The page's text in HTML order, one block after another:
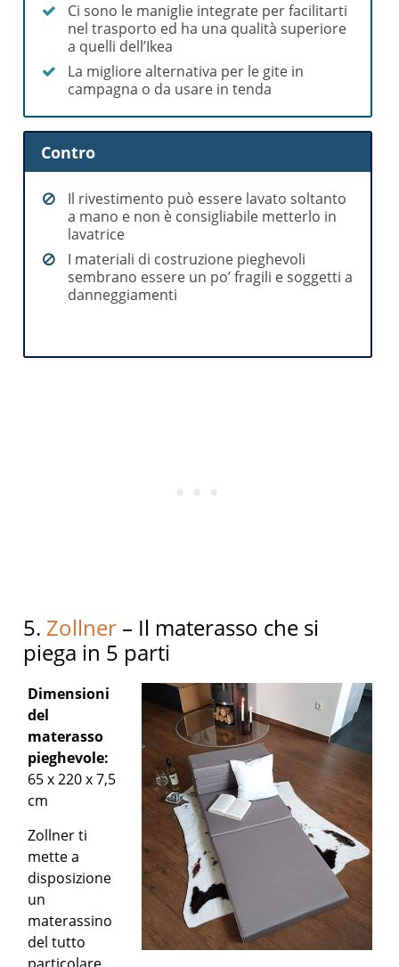
Ci sono le maniglie integrate per facilitarti
nel trasporto ed ha una qualità superiore
a quelli dell’Ikea
La migliore alternativa per le gite in
campagna o da usare in tenda
Contro
Il rivestimento può essere lavato soltanto
a mano e non è consigliabile metterlo in
lavatrice
I materiali di costruzione pieghevoli
sembrano essere un po’ fragili e soggetti a
danneggiamenti
5. Zollner – Il materasso che si
piega in 5 parti
Dimensioni
del
materasso
pieghevole:
65 x 220 x 7,5
cm
Zollner ti
mette a
disposizione
un
materassino
del tutto